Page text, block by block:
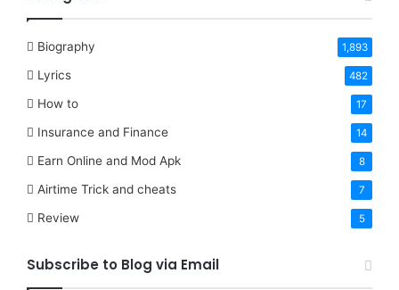
Biography 1,893
Lyrics 482
How to 17
Insurance and Finance 14
Earn Online and Mod Apk 8
Airtime Trick and cheats 7
Review 5
Subscribe to Blog via Email